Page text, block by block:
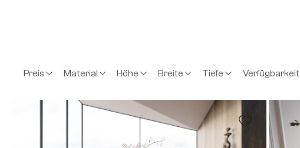
Preis Material Höhe Breite Tiefe Verfügbarkeit